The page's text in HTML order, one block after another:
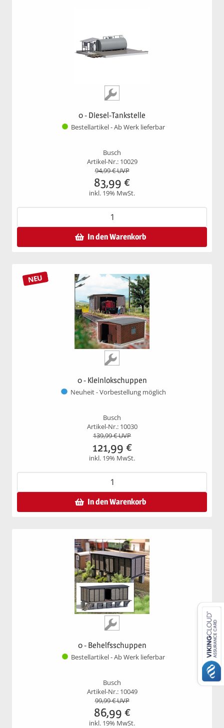
0 - Diesel-Tankstelle
Bestellartikel - Ab Werk lieferbar
Busch
Artikel-Nr.: 10029
94,99€ UVP
83,99 €
inkl. 19% MwSt.
In den Warenkorb
NEU
0 - Kleinlokschuppen
Neuheit - Vorbestellung möglich
Busch
Artikel-Nr.: 10030
139,99€ UVP
121,99 €
inkl. 19% MwSt.
In den Warenkorb
0 - Behelfsschuppen
Bestellartikel - Ab Werk lieferbar
Busch
Artikel-Nr.: 10049
99,99€ UVP
86,99 €
inkl. 19% MwSt.